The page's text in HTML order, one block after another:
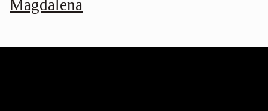
Magdalena